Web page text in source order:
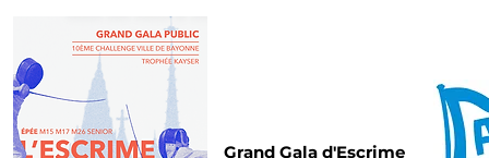
Grand Gala d'Escrime